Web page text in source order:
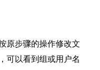
原步骤的操作修改文
可以看到组或用户名